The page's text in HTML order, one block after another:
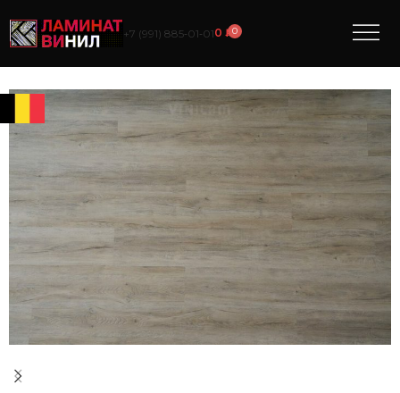
+7 (991) 885‑01‑010₽0